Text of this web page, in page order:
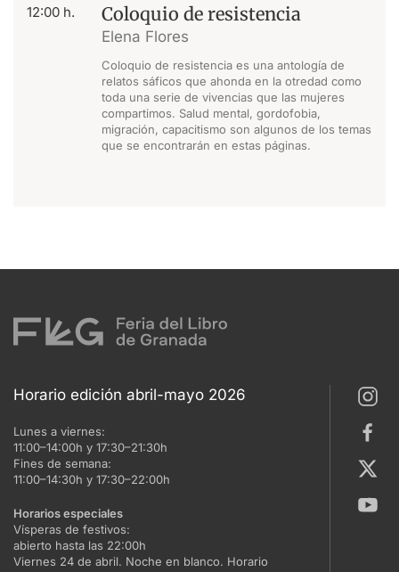
12:00 h. Coloquio de resistencia
Elena Flores
Coloquio de resistencia es una antología de
relatos sáficos que ahonda en la otredad como
toda una serie de vivencias que las mujeres
compartimos. Salud mental, gordofobia,
migración, capacitismo son algunos de los temas
que se encontrarán en estas páginas.
Horario edición abril-mayo 2026
Lunes a viernes:
11:00–14:00h y 17:30–21:30h
Fines de semana:
11:00–14:30h y 17:30–22:00h
Horarios especiales
Vísperas de festivos:
abierto hasta las 22:00h
Viernes 24 de abril. Noche en blanco. Horario